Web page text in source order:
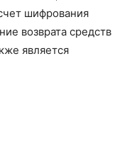
шифрования
возврата средств
является